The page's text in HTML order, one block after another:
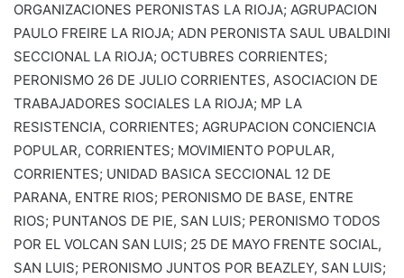
ORGANIZACIONES PERONISTAS LA RIOJA; AGRUPACION
PAULO FREIRE LA RIOJA; ADN PERONISTA SAUL UBALDINI
SECCIONAL LA RIOJA; OCTUBRES CORRIENTES;
PERONISMO 26 DE JULIO CORRIENTES, ASOCIACION DE
TRABAJADORES SOCIALES LA RIOJA; MP LA
RESISTENCIA, CORRIENTES; AGRUPACION CONCIENCIA
POPULAR, CORRIENTES; MOVIMIENTO POPULAR,
CORRIENTES; UNIDAD BASICA SECCIONAL 12 DE
PARANA, ENTRE RIOS; PERONISMO DE BASE, ENTRE
RIOS; PUNTANOS DE PIE, SAN LUIS; PERONISMO TODOS
POR EL VOLCAN SAN LUIS; 25 DE MAYO FRENTE SOCIAL,
SAN LUIS; PERONISMO JUNTOS POR BEAZLEY, SAN LUIS;